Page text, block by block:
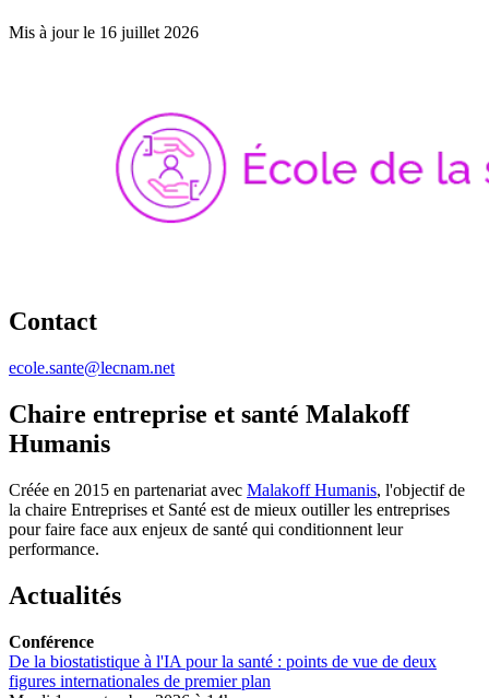
Mis à jour le 16 juillet 2026
Contact
ecole.sante@lecnam.net
Chaire entreprise et santé Malakoff
Humanis
Créée en 2015 en partenariat avec Malakoff Humanis, l'objectif de
la chaire Entreprises et Santé est de mieux outiller les entreprises
pour faire face aux enjeux de santé qui conditionnent leur
performance.
Actualités
Conférence
De la biostatistique à l'IA pour la santé : points de vue de deux
figures internationales de premier plan